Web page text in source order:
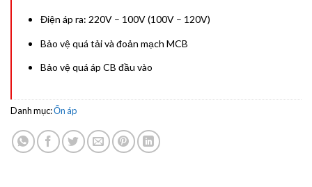
Điện áp ra: 220V – 100V (100V – 120V)
Bảo vệ quá tải và đoản mạch MCB
Bảo vệ quá áp CB đầu vào
Danh mục:Ổn áp